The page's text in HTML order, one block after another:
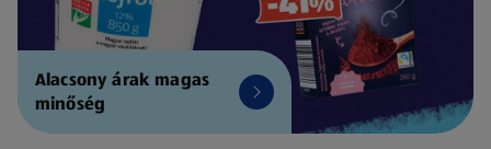
Alacsony árak magas
minőség